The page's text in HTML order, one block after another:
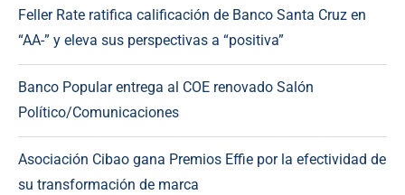
Feller Rate ratifica calificación de Banco Santa Cruz en
“AA-” y eleva sus perspectivas a “positiva”
Banco Popular entrega al COE renovado Salón
Político/Comunicaciones
Asociación Cibao gana Premios Effie por la efectividad de
su transformación de marca